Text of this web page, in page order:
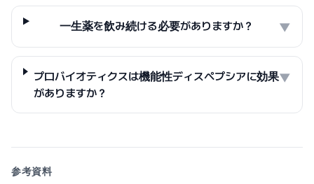
一生薬を飲み続ける必要がありますか？ ▼
プロバイオティクスは機能性ディスペプシアに効果
がありますか？
▼
参考資料